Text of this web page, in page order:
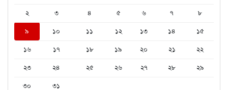
২
৩ ৪ ৫ ৬ ৭
৮
৯
১০ ১১ ১২ ১৩ ১৪
১৫
১৬
১৭ ১৮ ১৯ ২০ ২১
২২
২৩
২৪ ২৫ ২৬ ২৭ ২৮
২৯
৩০
৩১